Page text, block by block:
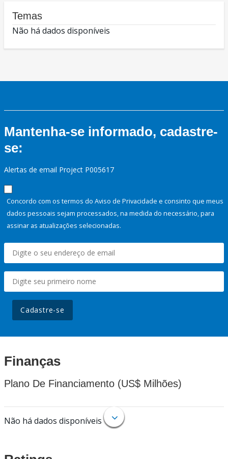
Temas
Não há dados disponíveis
Mantenha-se informado, cadastre-
se:
Alertas de email Project P005617
Concordo com os termos do Aviso de Privacidade e consinto que meus
dados pessoais sejam processados, na medida do necessário, para
assinar as atualizações selecionadas.
Cadastre-se
Finanças
Plano De Financiamento (US$ Milhões)
Não há dados disponíveis